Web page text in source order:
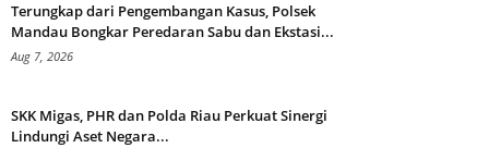
Terungkap dari Pengembangan Kasus, Polsek
Mandau Bongkar Peredaran Sabu dan Ekstasi...
Aug 7, 2026
SKK Migas, PHR dan Polda Riau Perkuat Sinergi
Lindungi Aset Negara...